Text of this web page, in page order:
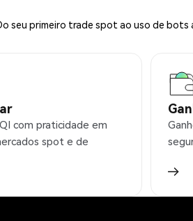
seu primeiro trade spot ao uso de
com praticidade em
spot e de